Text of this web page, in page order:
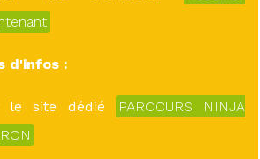
d'infos :
le site dédié
PARCOURS NINJA